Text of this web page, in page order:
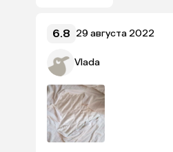
6.8 29 августа 2022
Vlada